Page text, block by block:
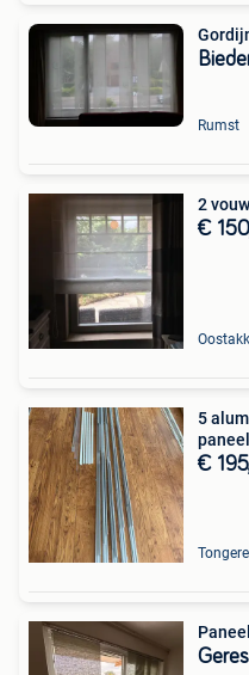
Rumst
€
5
€